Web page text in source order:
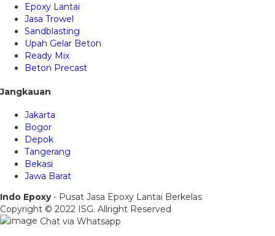
Epoxy Lantai
Jasa Trowel
Sandblasting
Upah Gelar Beton
Ready Mix
Beton Precast
Jangkauan
Jakarta
Bogor
Depok
Tangerang
Bekasi
Jawa Barat
Indo Epoxy- Pusat Jasa Epoxy Lantai Berkelas
Copyright © 2022 ISG. Allright Reserved
Chat via Whatsapp